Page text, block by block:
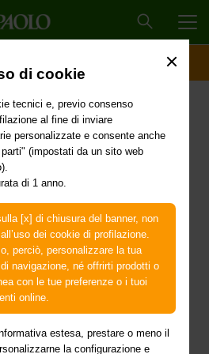
di cookie
tecnici e, previo consenso
al fine di inviare
personalizzate e consente anche
(impostati da un sito web
di 1 anno.
[x] di chiusura del banner, non
dei cookie di profilazione.
perciò, personalizzare la tua
navigazione, né offrirti prodotti o
con le tue preferenze o i tuoi
online.
estesa, prestare o meno il
la configurazione e
Consiglio dei
9 dicembre
dello stato
in
degli
eventi
verificatisi
dal 23 ottobre